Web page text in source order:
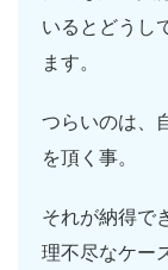
いるとどうし
ます。
つらいのは、
を頂く事。
それが納得で
理不尽なケー